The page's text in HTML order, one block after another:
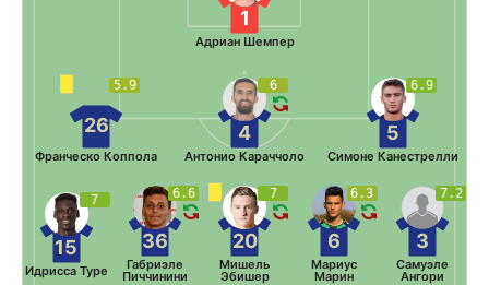
1
Адриан Шемпер
6.9
5
Симоне Канестрелли
6
4
Антонио Караччоло
5.9
26
Франческо Коппола
7.2
3
Самуэле
Ангори
6.3
6
Мариус
Марин
7
20
Мишель
Эбишер
6.6
36
Габриэле
Пиччинини
7
15
Идрисса Туре